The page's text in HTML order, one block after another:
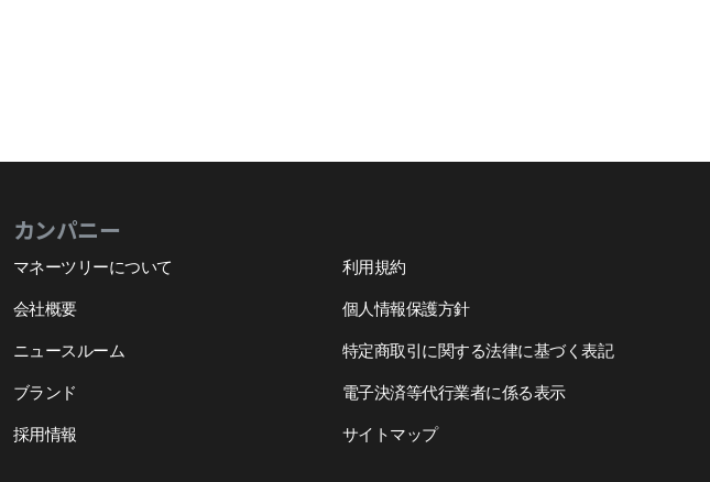
カンパニー
マネーツリーについて
会社概要
ニュースルーム
ブランド
採用情報
利用規約
個人情報保護方針
特定商取引に関する法律に基づく表記
電子決済等代行業者に係る表示
サイトマップ